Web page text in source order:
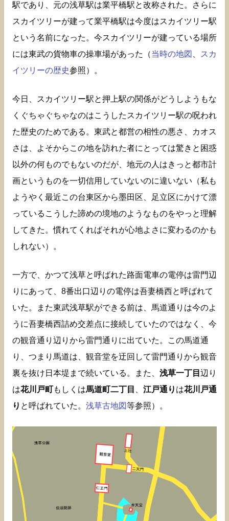
駅であり、元の浅草駅は業平橋駅と改称された。さらに
スカイツリーが建って業平橋駅は今度はスカイツリー駅
という名前になった。今スカイツリーが建っている場所
には東武の貨物車の操車場があった（当時の地図
スカ
イツリーの歴史参照）。
今日、スカイツリー駅と押上駅の関係がどうしようもな
くぐちゃぐちゃなのはこうしたスカイツリー駅の呪われ
た歴史のためである。東武と都営の相性の悪さ、カオス
さは、よそからこの地を訪れた者にとっては驚きと困惑
以外の何ものでもないのだが、地元の人はきっと都市計
画というものを一切信用していないのに違いない（私も
ようやく最近この台東区から墨田区、足立区にかけて漂
っているこうした諦めの境地のようなものをやっと理解
してきた。慣れてくればそれが心地よさに変わるのかも
しれない）。
一方で、かつて浅草と呼ばれた路面電車の電停は雷門辺
りにあって、8番出口辺りの電停は吾妻橋西と呼ばれて
いた。また東武浅草駅ができる前は、馬道通りは今のよ
うに吾妻橋西詰め交差点に接続していたのではなく、今
の観音通り辺りから雷門通りに出ていた。この馬道通
り、つまり馬道は、観音堂を迂回して雷門通りから観音
裏を抜け日本堤まで続いている。また、 浅草一丁目 辺り
は花川戸町もしくは馬道町二丁目 江戸通り は花川戸通
り と呼ばれていた。 浅草古地図等参照）。